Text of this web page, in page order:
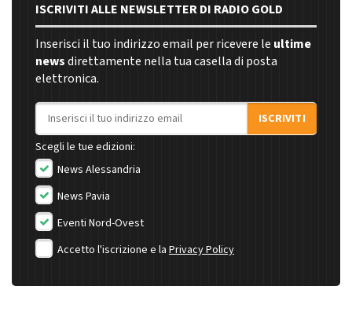
ISCRIVITI ALLE NEWSLETTER DI RADIO GOLD
Inserisci il tuo indirizzo email per ricevere le ultime
newsdirettamente nella tua casella di posta
elettronica.
Indirizzo email
ISCRIVITI
Scegli le tue edizioni:
News Alessandria
News Pavia
Eventi Nord-Ovest
Accetto l'iscrizione e la Privacy Policy